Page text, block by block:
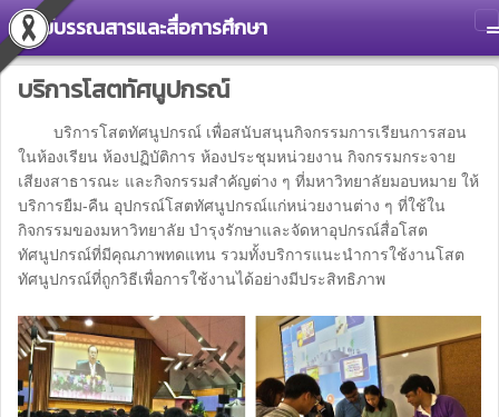
ศูนย์บรรณสารและสื่อการศึกษา
บริการโสตทัศนูปกรณ์
บริการโสตทัศนูปกรณ์ เพื่อสนับสนุนกิจกรรมการเรียนการสอน
ในห้องเรียน ห้องปฏิบัติการ ห้องประชุมหน่วยงาน กิจกรรมกระจาย
เสียงสาธารณะ และกิจกรรมสำคัญต่าง ๆ ที่มหาวิทยาลัยมอบหมาย ให้
บริการยืม-คืน อุปกรณ์โสตทัศนูปกรณ์แก่หน่วยงานต่าง ๆ ที่ใช้ใน
กิจกรรมของมหาวิทยาลัย บำรุงรักษาและจัดหาอุปกรณ์สื่อโสต
ทัศนูปกรณ์ที่มีคุณภาพทดแทน รวมทั้งบริการแนะนำการใช้งานโสต
ทัศนูปกรณ์ที่ถูกวิธีเพื่อการใช้งานได้อย่างมีประสิทธิภาพ